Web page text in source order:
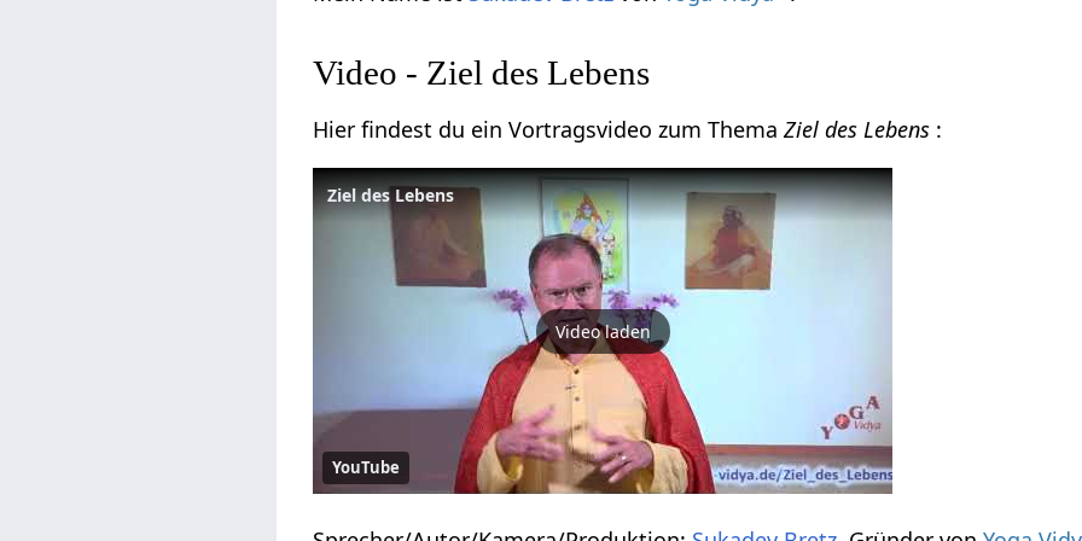
Video - Ziel des Lebens
Hier findest du ein Vortragsvideo zum ThemaZiel des Lebens :
Ziel des Lebens
Video laden
YouTube